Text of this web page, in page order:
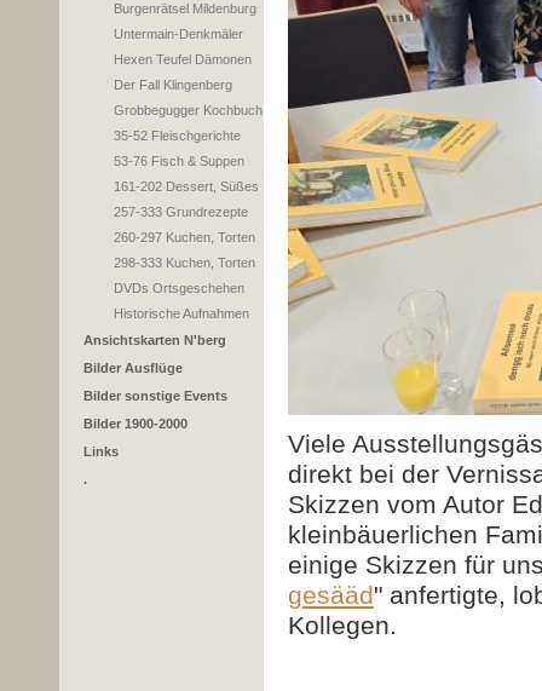
Burgenrätsel Mildenburg
Untermain-Denkmäler
Hexen Teufel Dämonen
Der Fall Klingenberg
Grobbegugger Kochbuch
35-52 Fleischgerichte
53-76 Fisch & Suppen
161-202 Dessert, Süßes
257-333 Grundrezepte
260-297 Kuchen, Torten
298-333 Kuchen, Torten
DVDs Ortsgeschehen
Historische Aufnahmen
Ansichtskarten N'berg
Bilder Ausflüge
Bilder sonstige Events
Bilder 1900-2000
Links
.
Viele
direkt bei der
Skizzen vom Autor
kleinbäuerlichen
einige Skizzen für
gesääd" anfertigte,
Kollegen.